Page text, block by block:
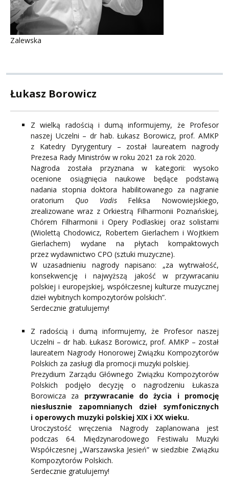
Zalewska
Łukasz Borowicz
Z wielką radością i dumą informujemy, że Profesor
naszej Uczelni – dr hab. Łukasz Borowicz, prof. AMKP
z Katedry Dyrygentury – został laureatem nagrody
Prezesa Rady Ministrów w roku 2021 za rok 2020.
Nagroda została przyznana w kategorii: wysoko
ocenione osiągnięcia naukowe będące podstawą
nadania stopnia doktora habilitowanego za nagranie
oratorium Quo VadisFeliksa Nowowiejskiego,
zrealizowane wraz z Orkiestrą Filharmonii Poznańskiej,
Chórem Filharmonii i Opery Podlaskiej oraz solistami
(Wiolettą Chodowicz, Robertem Gierlachem i Wojtkiem
Gierlachem) wydane na płytach kompaktowych
przez wydawnictwo CPO (sztuki muzyczne).
W uzasadnieniu nagrody napisano: „za wytrwałość,
konsekwencję i najwyższą jakość w przywracaniu
polskiej i europejskiej, współczesnej kulturze muzycznej
dzieł wybitnych kompozytorów polskich”.
Serdecznie gratulujemy!
Z radością i dumą informujemy, że Profesor naszej
Uczelni – dr hab. Łukasz Borowicz, prof. AMKP – został
laureatem Nagrody Honorowej Związku Kompozytorów
Polskich za zasługi dla promocji muzyki polskiej.
Prezydium Zarządu Głównego Związku Kompozytorów
Polskich podjęło decyzję o nagrodzeniu Łukasza
Borowicza za przywracanie do życia i promocję
niesłusznie zapomnianych dzieł symfonicznych
i operowych muzyki polskiej XIX i XX wieku.
Uroczystość wręczenia Nagrody zaplanowana jest
podczas 64. Międzynarodowego Festiwalu Muzyki
Współczesnej „Warszawska Jesień” w siedzibie Związku
Kompozytorów Polskich.
Serdecznie gratulujemy!